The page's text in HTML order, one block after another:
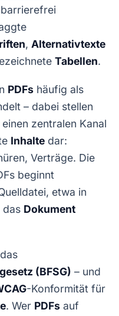
, Alternativtexte
Tabellen.
PDFs häufig als
– dabei stellen
zentralen Kanal
Inhalte dar:
Verträge. Die
beginnt
etwa in
das Dokument
(BFSG) – und
-Konformität für
. Wer PDFs auf